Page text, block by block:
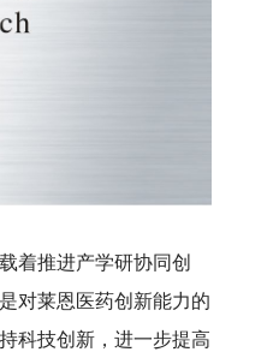
着推进产学研协同创
对莱恩医药创新能力的
科技创新，进一步提高